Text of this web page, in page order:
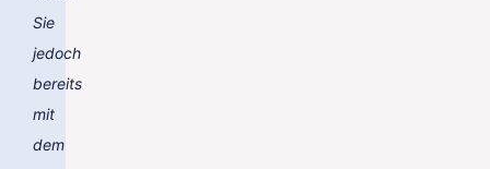
Sie
jedoch
bereits
mit
dem